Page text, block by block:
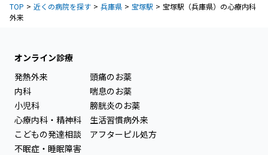
TOP 近くの病院を探す 兵庫県 宝塚駅
宝塚駅（兵庫県）の心療内科
外来
オンライン診療
発熱外来
内科
小児科
心療内科・精神科
こどもの発達相談
不眠症・睡眠障害
頭痛のお薬
喘息のお薬
膀胱炎のお薬
生活習慣病外来
アフターピル処方